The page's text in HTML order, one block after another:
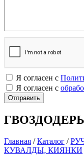
Я согласен с
Я согласен с
Главная /Каталог /
КУВАЛДЫ, КИЯНКИ